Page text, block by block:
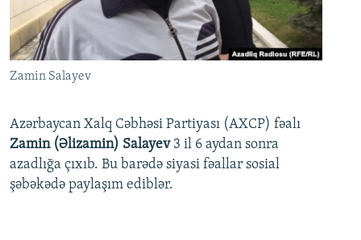
Zamin Salayev
Azərbaycan Xalq Cəbhəsi Partiyası (AXCP) fəalı
Zamin (Əlizamin) Salayev 3 il 6 aydan sonra
azadlığa çıxıb. Bu barədə siyasi fəallar sosial
şəbəkədə paylaşım ediblər.